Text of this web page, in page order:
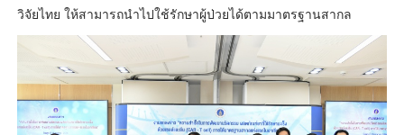
วิจัยไทย ให้สามารถนำไปใช้รักษาผู้ป่วยได้ตามมาตรฐานสากล